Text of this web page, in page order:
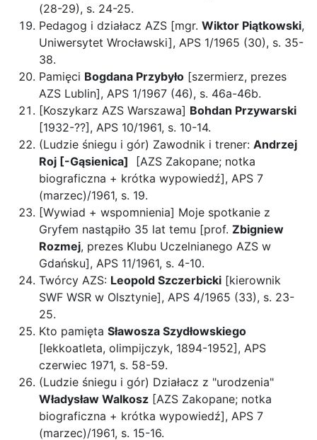
(28-29), s. 24-25.
Pedagog i działacz AZS [mgr. Wiktor Piątkowski,
Uniwersytet Wrocławski], APS 1/1965 (30), s. 35-
38.
Pamięci Bogdana Przybyło [szermierz, prezes
AZS Lublin], APS 1/1967 (46), s. 46a-46b.
[Koszykarz AZS Warszawa] Bohdan Przywarski
[1932-??], APS 10/1961, s. 10-14.
(Ludzie śniegu i gór) Zawodnik i trener: Andrzej
Roj [-Gąsienica] [AZS Zakopane; notka
biograficzna + krótka wypowiedź], APS 7
(marzec)/1961, s. 19.
[Wywiad + wspomnienia] Moje spotkanie z
Gryfem nastąpiło 35 lat temu [prof. Zbigniew
Rozmej, prezes Klubu Uczelnianego AZS w
Gdańsku], APS 11/1961, s. 4-10.
Twórcy AZS: Leopold Szczerbicki [kierownik
SWF WSR w Olsztynie], APS 4/1965 (33), s. 23-
25.
Kto pamięta Sławosza Szydłowskiego
[lekkoatleta, olimpijczyk, 1894-1952], APS
czerwiec 1971, s. 58-59.
(Ludzie śniegu i gór) Działacz z "urodzenia"
Władysław Walkosz [AZS Zakopane; notka
biograficzna + krótka wypowiedź], APS 7
(marzec)/1961, s. 15-16.